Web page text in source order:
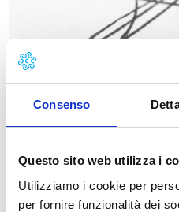
Consenso
Questo sito web utilizza i
Utilizziamo i cookie per
per fornire funzionalità dei